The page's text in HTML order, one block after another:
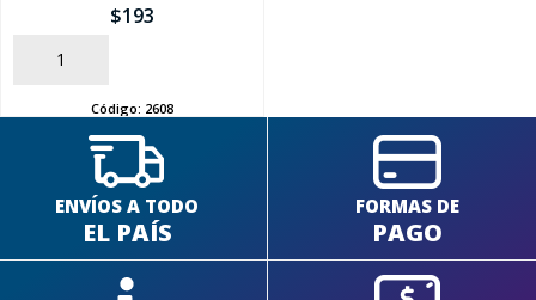
$193
AÑADIR
Código: 2608
ENVÍOS A TODO
EL PAÍS
FORMAS DE
PAGO